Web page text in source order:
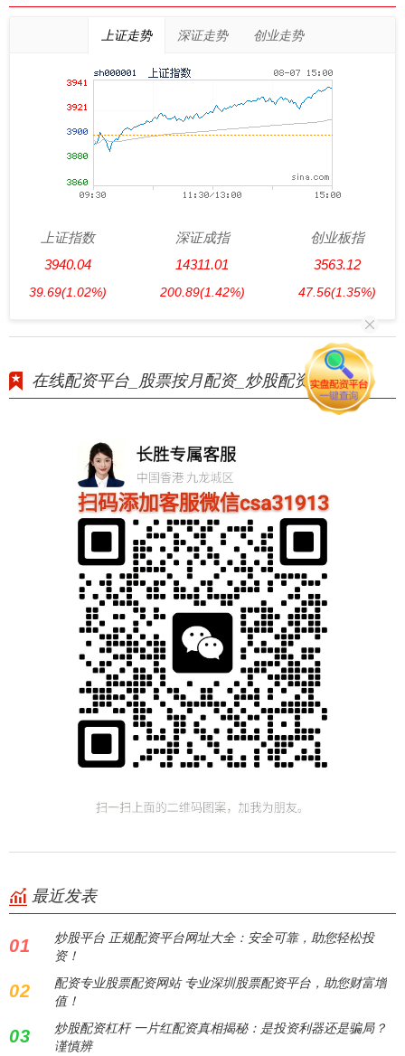
上证走势 深证走势 创业走势
上证指数
3940.04
39.69(1.02%)
深证成指
14311.01
200.89(1.42%)
创业板指
3563.12
47.56(1.35%)
在线配资平台_股票按月配资_炒股配资利息
最近发表
01
炒股平台 正规配资平台网址大全：安全可靠，助您轻松投
资！
02
配资专业股票配资网站 专业深圳股票配资平台，助您财富增
值！
03
炒股配资杠杆 一片红配资真相揭秘：是投资利器还是骗局？
谨慎辨